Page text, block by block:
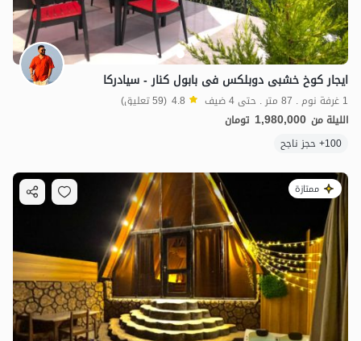
1.5مليون ت 5
ایجار کوخ خشبی دوبلکس فی بابول کنار - سیادرکا
1 غرفة نوم . 87 متر . حتى 4 ضيف 4.8 (59 تعليق)
الليلة من 1,980,000 تومان
100+ حجز ناجح
ممتازة